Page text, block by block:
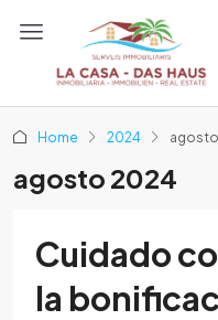
Home 2024 agosto
agosto 2024
Cuidado
la